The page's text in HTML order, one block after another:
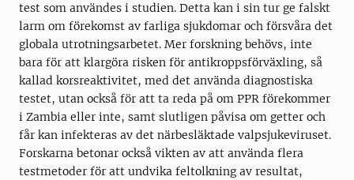
test som användes i studien. Detta kan i sin tur ge falskt
larm om förekomst av farliga sjukdomar och försvåra det
globala utrotningsarbetet. Mer forskning behövs, inte
bara för att klargöra risken för antikroppsförväxling, så
kallad korsreaktivitet, med det använda diagnostiska
testet, utan också för att ta reda på om PPR förekommer
i Zambia eller inte, samt slutligen påvisa om getter och
får kan infekteras av det närbesläktade valpsjukeviruset.
Forskarna betonar också vikten av att använda flera
testmetoder för att undvika feltolkning av resultat,